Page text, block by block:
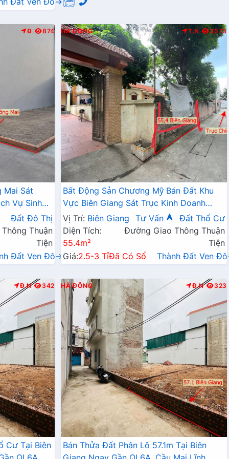
Đ 874
Mai Sát
Vụ Sinh
Đất Đô Thị
Thuận
Tiện
Đất Ven Đô→
HÀ ĐÔNG T.N 3573
Bất Động Sản Chương Mỹ Bán Đất Khu
Vực Biên Giang Sát Trục Kinh Doanh
Ngay Gần QL6A, Cầu Mai Lĩnh Đang Mở
Rộng
Vị Trí: Biên Giang Tư Vấn
Đất Thổ Cư
Diện Tích:
55.4m²
Đường Giao Thông Thuận
Tiện
Giá:2.5-3 TỉĐã Có Sổ Thành Đất Ven
Đ.N 342
Cư Tại Biên
HÀ ĐÔNG Đ.N 323
Bán Thửa Đất Phân Lô 57.1m Tại Biên